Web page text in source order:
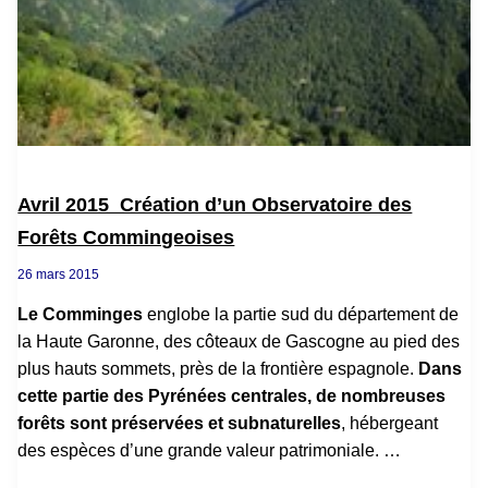
Avril 2015 Création d’un Observatoire des
Forêts Commingeoises
26 mars 2015
Le Comminges englobe la partie sud du département de
la Haute Garonne, des côteaux de Gascogne au pied des
plus hauts sommets, près de la frontière espagnole. Dans
cette partie des Pyrénées centrales, de nombreuses
forêts sont préservées et subnaturelles, hébergeant
des espèces d’une grande valeur patrimoniale. …